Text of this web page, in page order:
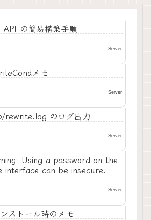
API の簡易構築手順
Server
メモ
Server
rewrite.log のログ出力
Server
Using a password on the
interface can be insecure.
Server
ストール時のメモ